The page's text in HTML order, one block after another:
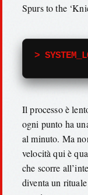
Spurs to the
>
Il processo è
ogni punto ha
al minuto. Ma
velocità qui è
che scorre
diventa un